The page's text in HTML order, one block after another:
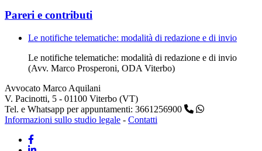
Pareri e contributi
Le notifiche telematiche: modalità di redazione e di invio
Le notifiche telematiche: modalità di redazione e di invio
(Avv. Marco Prosperoni, ODA Viterbo)
Avvocato Marco Aquilani
V. Pacinotti, 5 - 01100 Viterbo (VT)
Tel. e Whatsapp per appuntamenti: 3661256900
Informazioni sullo studio legale - Contatti
Facebook